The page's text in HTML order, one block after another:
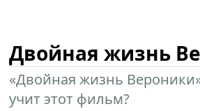
Двойная жизнь
«Двойная жизнь
учит этот фильм?